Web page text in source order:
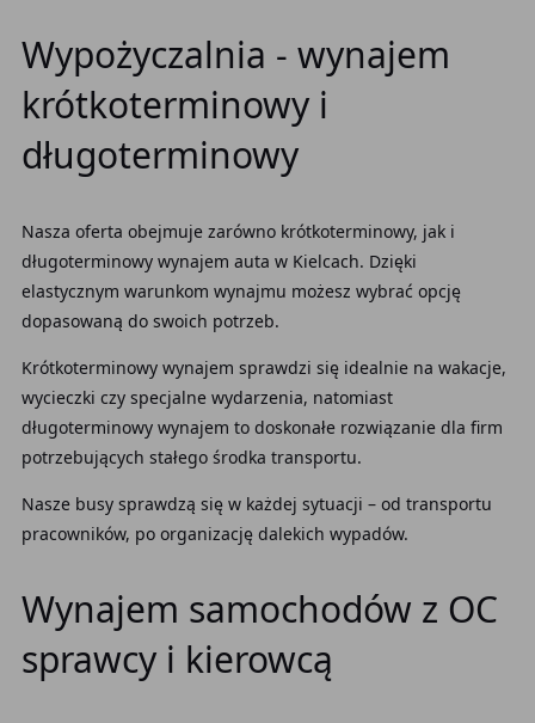
Wypożyczalnia - wynajem
krótkoterminowy i
długoterminowy
Nasza oferta obejmuje zarówno krótkoterminowy, jak i
długoterminowy wynajem auta w Kielcach. Dzięki
elastycznym warunkom wynajmu możesz wybrać opcję
dopasowaną do swoich potrzeb.
Krótkoterminowy wynajem sprawdzi się idealnie na wakacje,
wycieczki czy specjalne wydarzenia, natomiast
długoterminowy wynajem to doskonałe rozwiązanie dla firm
potrzebujących stałego środka transportu.
Nasze busy sprawdzą się w każdej sytuacji – od transportu
pracowników, po organizację dalekich wypadów.
Wynajem samochodów z OC
sprawcy i kierowcą